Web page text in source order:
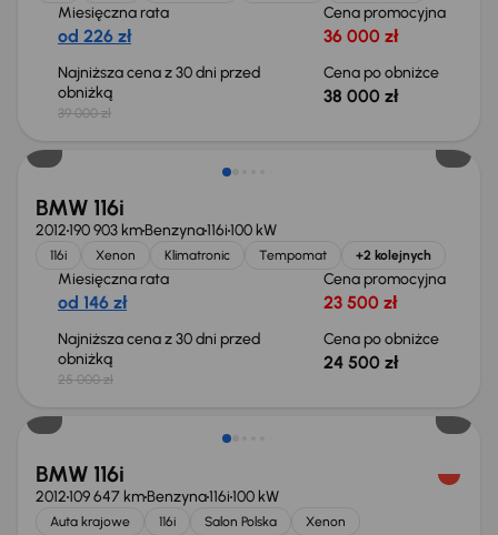
Miesięczna rata
od 226 zł
Cena promocyjna
36 000 zł
Najniższa cena z 30 dni przed
obniżką
39 000 zł
Cena po obniżce
38 000 zł
Taniej o 500 zł
BMW 116i
2012190 903 kmBenzyna116i100 kW
116i Xenon Klimatronic Tempomat +2 kolejnych
Miesięczna rata
od 146 zł
Cena promocyjna
23 500 zł
Najniższa cena z 30 dni przed
obniżką
25 000 zł
Cena po obniżce
24 500 zł
Taniej o 1 000 zł
BMW 116i
2012109 647 kmBenzyna116i100 kW
Auta krajowe 116i Salon Polska
Xenon